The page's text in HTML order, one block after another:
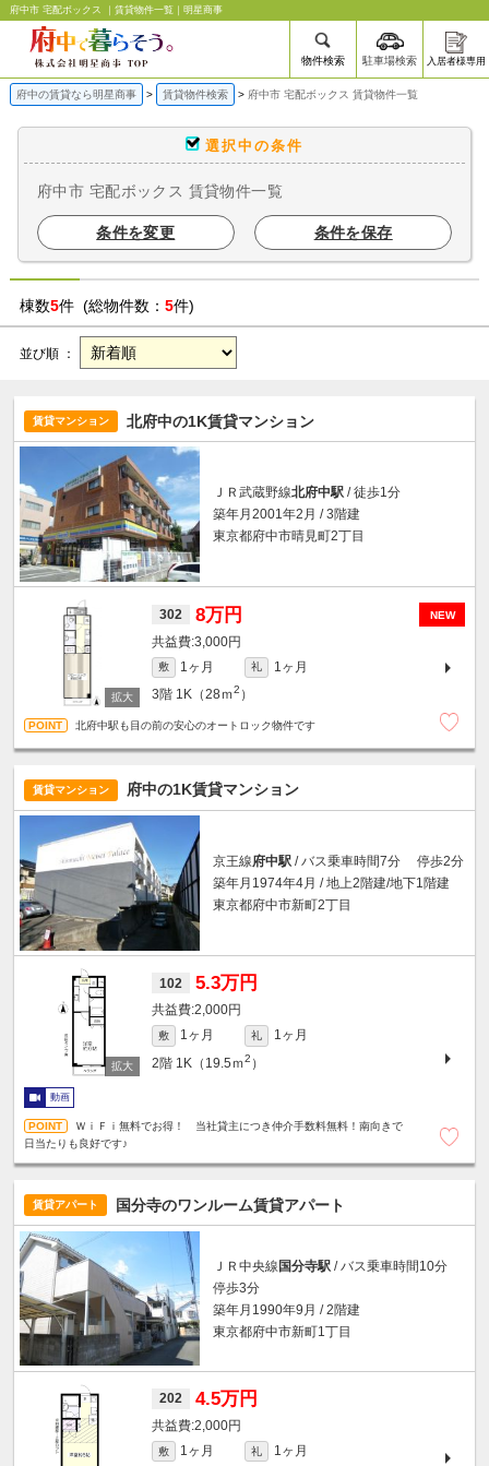
府中市 宅配ボックス ｜賃貸物件一覧｜明星商事
物件検索 駐車場検索 入居者様専用
府中の賃貸なら明星商事 賃貸物件検索 府中市 宅配ボックス 賃貸物件一覧
選択中の条件
府中市 宅配ボックス 賃貸物件一覧
条件を変更 条件を保存
棟数5件 (総物件数： 5件)
並び順 ：
賃貸マンション 北府中の1K賃貸マンション
ＪＲ武蔵野線北府中駅 / 徒歩1分
築年月2001年2月 / 3階建
東京都府中市晴見町2丁目
NEW
302 8万円
3,000円
敷 1ヶ月 礼
1ヶ月
3階 1K（28ｍ2 ）
北府中駅も目の前の安心のオートロック物件です
賃貸マンション 府中の1K賃貸マンション
京王線府中駅 / バス乗車時間7分 停歩2分
築年月1974年4月 / 地上2階建/地下1階建
東京都府中市新町2丁目
102 5.3万円
2,000円
敷 1ヶ月 礼
1ヶ月
2階 1K（19.5ｍ2 ）
動画
ＷｉＦｉ無料でお得！ 当社貸主につき仲介手数料無料！南向きで
日当たりも良好です♪
賃貸アパート 国分寺のワンルーム賃貸アパート
ＪＲ中央線国分寺駅 / バス乗車時間10分
停歩3分
築年月1990年9月 / 2階建
東京都府中市新町1丁目
202 4.5万円
2,000円
敷 1ヶ月 礼
1ヶ月